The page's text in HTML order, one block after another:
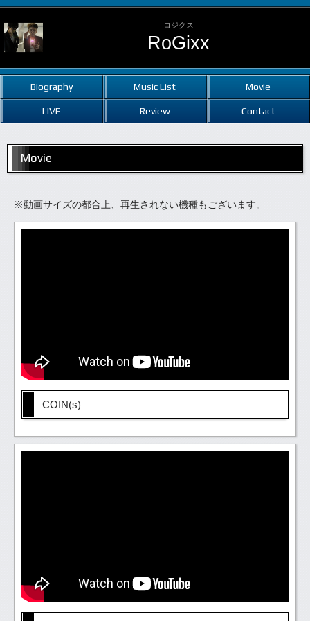
ロジクス
RoGixx
Biography Music List Movie
LIVE Review Contact
Movie
※動画サイズの都合上、再生されない機種もございます。
COIN(s)